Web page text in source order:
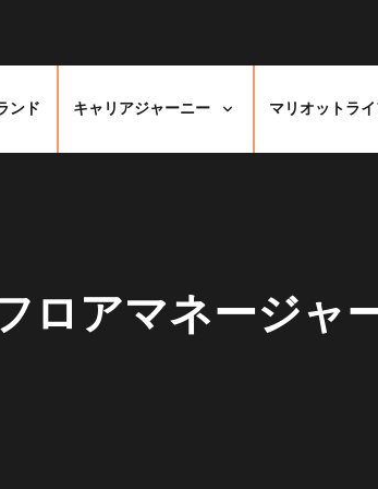
ンド キャリアジャーニー マリオットラ
ロアマネージャ